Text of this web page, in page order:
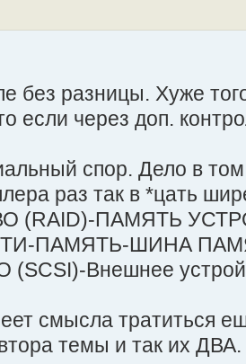
без разницы. Хуже
если через доп.
спор. Дело в
раз так в *цать
(RAID)-ПАМЯТЬ
ПАМЯТЬ-ШИНА
Внешнее
смысла тратиться
темы и так их